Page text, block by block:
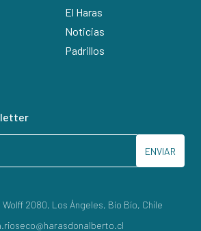
El Haras
Noticias
Padrillos
ENVIAR
2080, Los Ángeles, Bío Bío, Chile